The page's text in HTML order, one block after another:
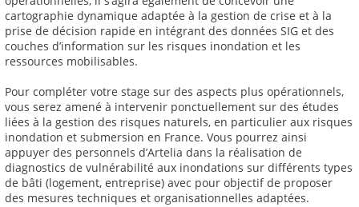
cartographie dynamique adaptée à la gestion de crise et à la
prise de décision rapide en intégrant des données SIG et des
couches d’information sur les risques inondation et les
ressources mobilisables.
Pour compléter votre stage sur des aspects plus opérationnels,
vous serez amené à intervenir ponctuellement sur des études
liées à la gestion des risques naturels, en particulier aux risques
inondation et submersion en France. Vous pourrez ainsi
appuyer des personnels d’Artelia dans la réalisation de
diagnostics de vulnérabilité aux inondations sur différents types
de bâti (logement, entreprise) avec pour objectif de proposer
des mesures techniques et organisationnelles adaptées.